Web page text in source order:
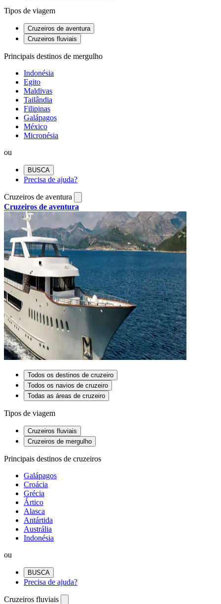
Tipos de viagem
Cruzeiros de aventura
Cruzeiros fluviais
Principais destinos de mergulho
Indonésia
Egito
Maldivas
Tailândia
Filipinas
Galápagos
México
Micronésia
ou
BUSCA
Precisa de ajuda?
Cruzeiros de aventura
Cruzeiros de aventura
Todos os destinos de cruzeiro
Todos os navios de cruzeiro
Todas as áreas de cruzeiro
Tipos de viagem
Cruzeiros fluviais
Cruzeiros de mergulho
Principais destinos de cruzeiros
Galápagos
Croácia
Grécia
Ártico
Alasca
Antártida
Austrália
Indonésia
ou
BUSCA
Precisa de ajuda?
Cruzeiros fluviais